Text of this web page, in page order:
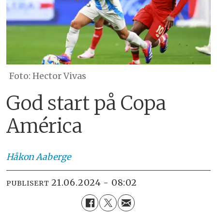
Hector Vivas
God start på Copa
América
HåkonAaberge
PUBLISERT 21.06.2024 - 08:02